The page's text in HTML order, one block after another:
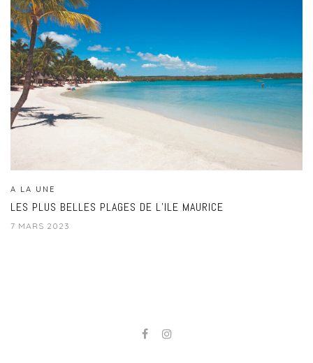
A LA UNE
LES PLUS BELLES PLAGES DE L’ILE MAURICE
7 MARS 2023